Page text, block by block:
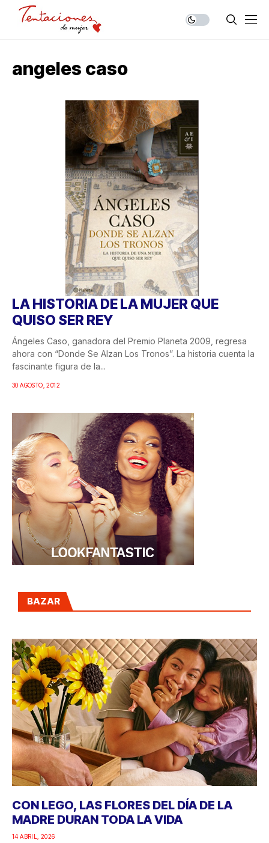
angeles caso
LA HISTORIA DE LA MUJER QUE
QUISO SER REY
Ángeles Caso, ganadora del Premio Planeta 2009, regresa
ahora con “Donde Se Alzan Los Tronos”. La historia cuenta la
fascinante figura de la...
30 AGOSTO, 2012
BAZAR
CON LEGO, LAS FLORES DEL DÍA DE LA
MADRE DURAN TODA LA VIDA
14 ABRIL, 2026